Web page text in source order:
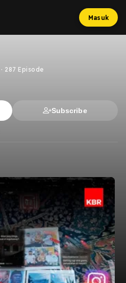
Masuk
· 287 Episode
Subscribe